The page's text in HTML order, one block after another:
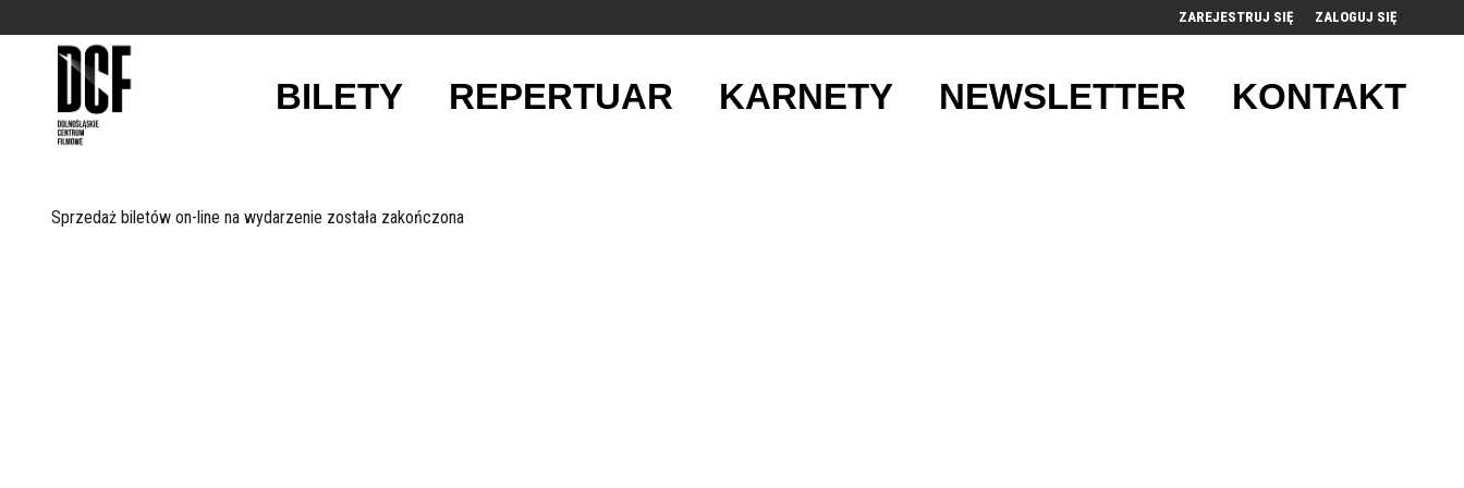
ZAREJESTRUJ SIĘ ZALOGUJ SIĘ
0,00
BILETY REPERTUAR KARNETY NEWSLETTER KONTAKT
Sprzedaż biletów on-line na wydarzenie została zakończona